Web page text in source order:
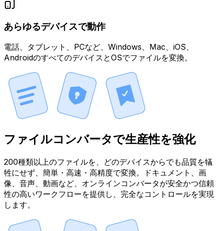
あらゆるデバイスで動作
電話、タブレット、PCなど、Windows、Mac、iOS、
AndroidのすべてのデバイスとOSでファイルを変換。
ファイルコンバータで生産性を強化
200種類以上のファイルを、どのデバイスからでも品質を犠
牲にせず、簡単・高速・高精度で変換。ドキュメント、画
像、音声、動画など、オンラインコンバータが安全かつ信頼
性の高いワークフローを提供し、完全なコントロールを実現
します。